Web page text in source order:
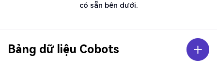
có sẵn bên dưới.
Bảng dữ liệu Cobots